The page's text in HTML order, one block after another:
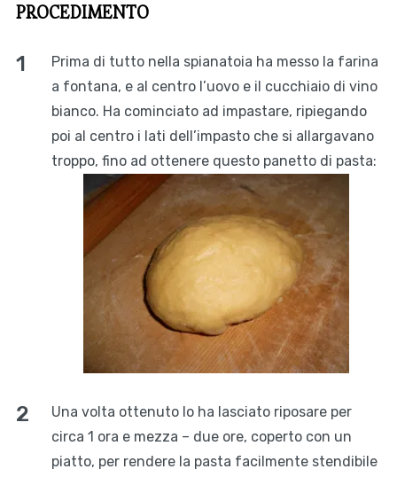
PROCEDIMENTO
Prima di tutto nella spianatoia ha messo la farina
a fontana, e al centro l’uovo e il cucchiaio di vino
bianco. Ha cominciato ad impastare, ripiegando
poi al centro i lati dell’impasto che si allargavano
troppo, fino ad ottenere questo panetto di pasta:
Una volta ottenuto lo ha lasciato riposare per
circa 1 ora e mezza – due ore, coperto con un
piatto, per rendere la pasta facilmente stendibile